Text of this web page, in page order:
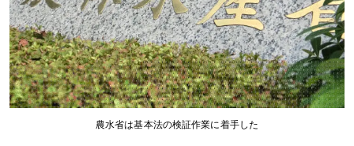
農水省は基本法の検証作業に着手した